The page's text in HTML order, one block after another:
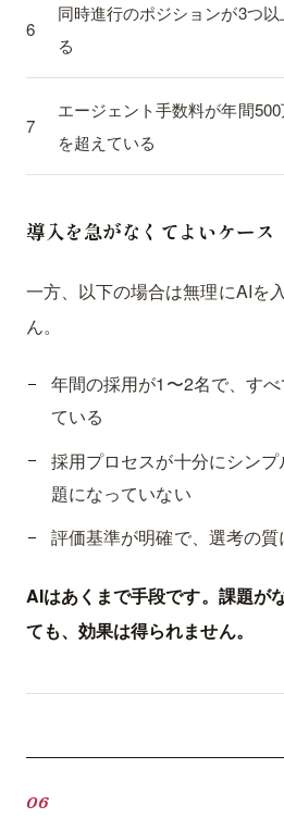
6
同時進行のポジションが3つ以
る
7
エージェント手数料が年間
を超えている
導入を急がなくてよいケース
一方、以下の場合は無理にAIを
ん。
年間の採用が1〜2名で、す
ている
採用プロセスが十分にシン
題になっていない
評価基準が明確で、選考の
AIはあくまで手段です。課題が
ても、効果は得られません。